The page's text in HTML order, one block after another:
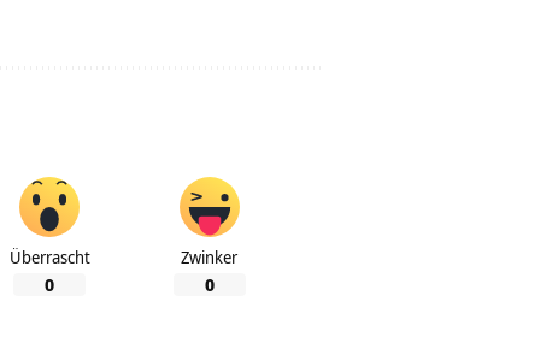
Überrascht
0
Zwinker
0